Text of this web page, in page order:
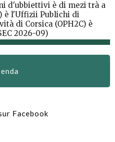
d'ubbiettivi è di mezi trà a
è l'Uffizii Publichi di
di Corsica (OPH2C) è
2026-09)
Facebook